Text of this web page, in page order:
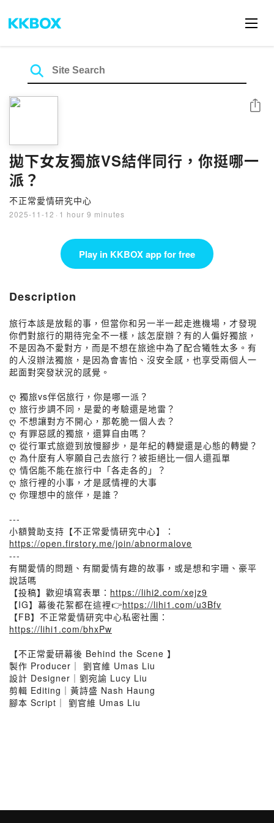
拋下女友獨旅VS結伴同行，你挺哪一
派？
不正常愛情研究中心
2025-11-12 · 1 hour 9 minutes
Share
Play in KKBOX app for free
Description
旅行本該是放鬆的事，但當你和另一半一起走進機場，才發現
你們對旅行的期待完全不一樣，該怎麼辦？有的人偏好獨旅，
不是因為不愛對方，而是不想在旅途中為了配合犧牲太多。有
的人沒辦法獨旅，是因為會害怕、沒安全感，也享受兩個人一
起面對突發狀況的感覺。
ღ 獨旅vs伴侶旅行，你是哪一派？
ღ 旅行步調不同，是愛的考驗還是地雷？
ღ 不想讓對方不開心，那乾脆一個人去？
ღ 有罪惡感的獨旅，還算自由嗎？
ღ 從行軍式旅遊到放慢腳步，是年紀的轉變還是心態的轉變？
ღ 為什麼有人寧願自己去旅行？被拒絕比一個人還孤單
ღ 情侶能不能在旅行中「各走各的」？
ღ 旅行裡的小事，才是感情裡的大事
ღ 你理想中的旅伴，是誰？
---
小額贊助支持【不正常愛情研究中心】：
https://open.firstory.me/join/abnormalove
---
有關愛情的問題、有關愛情有趣的故事，或是想和宇珊、豪平
說話嗎
【投稿】歡迎填寫表單： https://lihi2.com/xejz9
【IG】幕後花絮都在這裡👉https://lihi1.com/u3Bfv
【FB】不正常愛情研究中心私密社團：
https://lihi1.com/bhxPw
【不正常愛研幕後 Behind the Scene 】
製作 Producer｜ 劉官維 Umas Liu
設計 Designer｜劉宛諭 Lucy Liu
剪輯 Editing｜黃詩盛 Nash Haung
腳本 Script｜ 劉官維 Umas Liu